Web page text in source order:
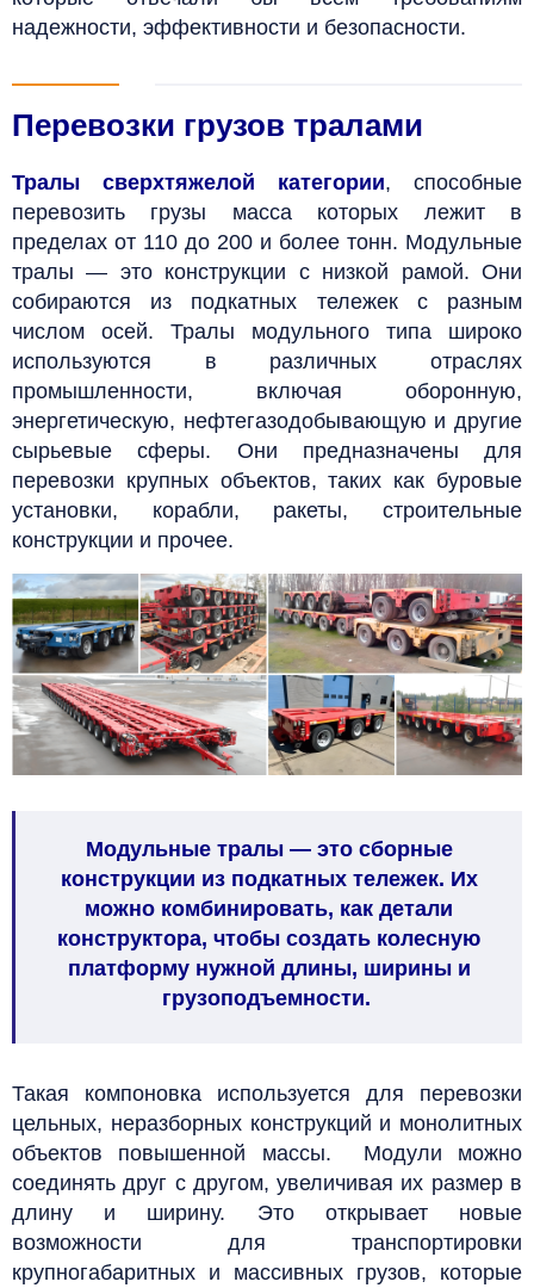
надежности, эффективности и безопасности.
Перевозки грузов тралами
Тралы сверхтяжелой категории, способные
перевозить грузы масса которых лежит в
пределах от 110 до 200 и более тонн. Модульные
тралы — это конструкции с низкой рамой. Они
собираются из подкатных тележек с разным
числом осей. Тралы модульного типа широко
используются в различных отраслях
промышленности, включая оборонную,
энергетическую, нефтегазодобывающую и другие
сырьевые сферы. Они предназначены для
перевозки крупных объектов, таких как буровые
установки, корабли, ракеты, строительные
конструкции и прочее.
Модульные тралы — это сборные
конструкции из подкатных тележек. Их
можно комбинировать, как детали
конструктора, чтобы создать колесную
платформу нужной длины, ширины и
грузоподъемности.
Такая компоновка используется для перевозки
цельных, неразборных конструкций и монолитных
объектов повышенной массы. Модули можно
соединять друг с другом, увеличивая их размер в
длину и ширину. Это открывает новые
возможности для транспортировки
крупногабаритных и массивных грузов, которые